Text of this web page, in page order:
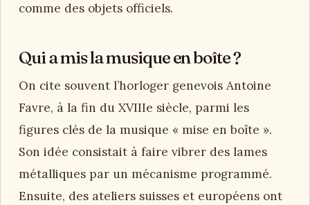
comme des objets officiels.
Qui a mis la musique en boîte ?
On cite souvent l’horloger genevois Antoine
Favre, à la fin du XVIIIe siècle, parmi les
figures clés de la musique « mise en boîte ».
Son idée consistait à faire vibrer des lames
métalliques par un mécanisme programmé.
Ensuite, des ateliers suisses et européens ont